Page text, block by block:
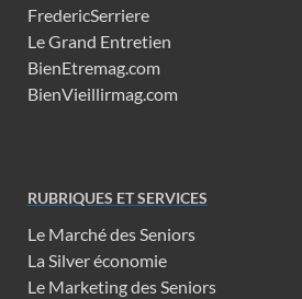
FredericSerriere
Le Grand Entretien
BienEtremag.com
BienVieillirmag.com
RUBRIQUES ET SERVICES
Le Marché des Seniors
La Silver économie
Le Marketing des Seniors